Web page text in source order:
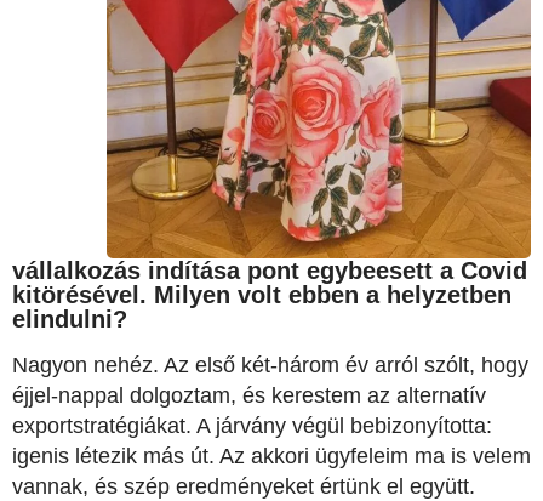
vállalkozás indítása pont egybeesett a Covid
kitörésével. Milyen volt ebben a helyzetben
elindulni?
Nagyon nehéz. Az első két-három év arról szólt, hogy
éjjel-nappal dolgoztam, és kerestem az alternatív
exportstratégiákat. A járvány végül bebizonyította:
igenis létezik más út. Az akkori ügyfeleim ma is velem
vannak, és szép eredményeket értünk el együtt.